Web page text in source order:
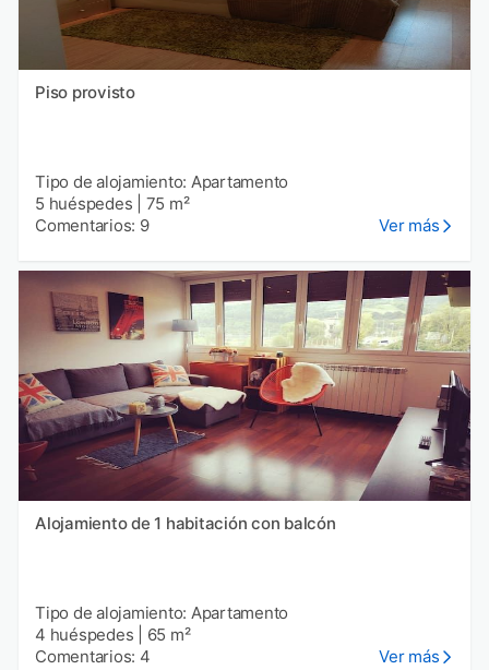
Piso provisto
Tipo de alojamiento: Apartamento
5 huéspedes
75 m²
Comentarios: 9
Ver más
Alojamiento de 1 habitación con balcón
Tipo de alojamiento: Apartamento
4 huéspedes
65 m²
Comentarios: 4
Ver más